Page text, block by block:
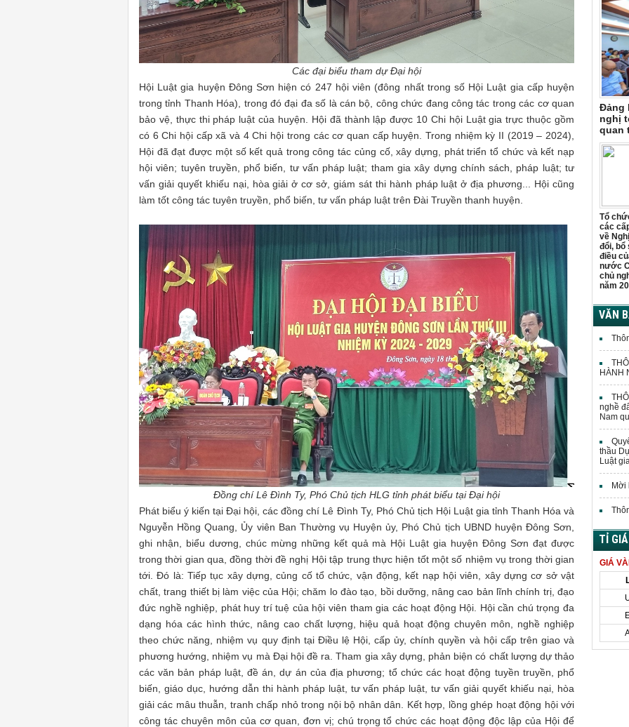
Các đại biểu tham dự Đại hội
Hội Luật gia huyện Đông Sơn hiện có 247 hội viên (đông nhất trong số Hội Luật gia cấp huyện
trong tỉnh Thanh Hóa), trong đó đại đa số là cán bộ, công chức đang công tác trong các cơ quan
bảo vệ, thực thi pháp luật của huyện. Hội đã thành lập được 10 Chi hội Luật gia trực thuộc gồm
có 6 Chi hội cấp xã và 4 Chi hội trong các cơ quan cấp huyện. Trong nhiệm kỳ II (2019 – 2024),
Hội đã đạt được một số kết quả trong công tác củng cố, xây dựng, phát triển tổ chức và kết nạp
hội viên; tuyên truyền, phổ biến, tư vấn pháp luật; tham gia xây dựng chính sách, pháp luật; tư
vấn giải quyết khiếu nại, hòa giải ở cơ sở, giám sát thi hành pháp luật ở địa phương... Hội cũng
làm tốt công tác tuyên truyền, phổ biến, tư vấn pháp luật trên Đài Truyền thanh huyện.
Đồng chí Lê Đình Ty, Phó Chủ tịch HLG tỉnh phát biểu tại Đại hội
Phát biểu ý kiến tại Đại hội, các đồng chí Lê Đình Ty, Phó Chủ tịch Hội Luật gia tỉnh Thanh Hóa và
Nguyễn Hồng Quang, Ủy viên Ban Thường vụ Huyện ủy, Phó Chủ tịch UBND huyện Đông Sơn,
ghi nhận, biểu dương, chúc mừng những kết quả mà Hội Luật gia huyện Đông Sơn đạt được
trong thời gian qua, đồng thời đề nghị Hội tập trung thực hiện tốt một số nhiệm vụ trong thời gian
tới. Đó là: Tiếp tục xây dựng, củng cố tổ chức, vận động, kết nạp hội viên, xây dựng cơ sở vật
chất, trang thiết bị làm việc của Hội; chăm lo đào tạo, bồi dưỡng, nâng cao bản lĩnh chính trị, đạo
đức nghề nghiệp, phát huy trí tuệ của hội viên tham gia các hoạt động Hội. Hội cần chú trọng đa
dạng hóa các hình thức, nâng cao chất lượng, hiệu quả hoạt động chuyên môn, nghề nghiệp
theo chức năng, nhiệm vụ quy định tại Điều lệ Hội, cấp ủy, chính quyền và hội cấp trên giao và
phương hướng, nhiệm vụ mà Đại hội đề ra. Tham gia xây dựng, phản biện có chất lượng dự thảo
các văn bản pháp luật, đề án, dự án của địa phương; tổ chức các hoạt động tuyền truyền, phổ
biến, giáo dục, hướng dẫn thi hành pháp luật, tư vấn pháp luật, tư vấn giải quyết khiếu nại, hòa
giải các mâu thuẫn, tranh chấp nhỏ trong nội bộ nhân dân. Kết hợp, lồng ghép hoạt động hội với
công tác chuyên môn của cơ quan, đơn vị; chú trọng tổ chức các hoạt động độc lập của Hội để
Đảng
nghị
quan
Tổ
các
về
đổi, bổ
điều
nước
chủ
năm
VĂN
HÀNH
nghề
Nam
thầu
Luật
Mời
TỈ
GIÁ